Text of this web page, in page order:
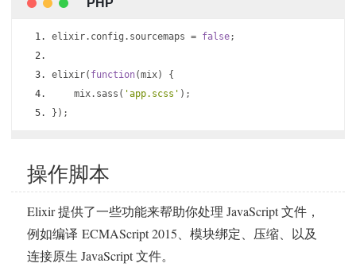
elixir. config . sourcemaps = false;
elixir( function(mix)
{
    mix
. sass ( 'app.scss' );
});
操作脚本
Elixir 提供了一些功能来帮助你处理 JavaScript 文件，
例如编译 ECMAScript 2015、模块绑定、压缩、以及
连接原生 JavaScript 文件。